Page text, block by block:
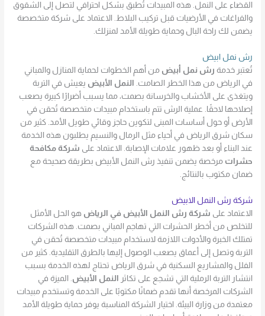
القضاء على النمل. هذه المبيدات تُطبق بشكل احترافي لتصل إلى الشقوق
والفراغات في الأرضيات قبل تركيب البلاط. الاعتماد على شركة متخصصة
يضمن لك راحة البال وحماية طويلة الأمد لمنزلك.
رش نمل ابيض
تُعتبر خدمة رش نمل أبيض من أهم الخطوات لحماية المنازل والمباني
في الرياض من هذا الخطر الصامت. النمل الأبيض يعيش في التربة
ويتغذى على الأخشاب والخرسانة بصمت، مما يسبب أضرارًا كبيرة يصعب
إصلاحها لاحقًا. عملية الرش تتم باستخدام مبيدات متخصصة تُحقن في
الأرض أو حول أساسات المبنى لتكوين حاجز وقائي طويل الأمد. كثير من
سكان شرق الرياض في أحياء مثل الرمال والنسيم يطلبون هذه الخدمة
عند البناء أو بعد ظهور علامات الإصابة. الاعتماد على شركة مكافحة
حشرات مرخصة يضمن تنفيذ رش النمل الأبيض بطريقة صحيحة مع
ضمان مكتوب بالنتائج.
شركة رش النمل الابيض
الاعتماد على شركة رش النمل الأبيض في الرياض هو الحل الأمثل
للتخلص من أخطر الحشرات التي تهاجم المباني بصمت. هذه الشركات
تمتلك الخبرة والأدوات اللازمة لاستخدام مبيدات متخصصة تُحقن في
التربة وتصل إلى أعماق يصعب الوصول إليها بالطرق التقليدية. كثير من
الفلل والمشاريع السكنية في شرق الرياض تحتاج لهذه الخدمة بسبب
انتشار التربة الرملية التي تشجع على تكاثر النمل الأبيض. الميزة في
الشركات المرخصة أنها تقدم ضمانًا مكتوبًا على الخدمة وتستخدم مبيدات
معتمدة من وزارة البيئة. اختيار الشركة المناسبة يوفر حماية طويلة الأمد